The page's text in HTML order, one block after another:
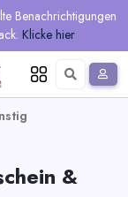
Benachrichtigungen
Klicke hier
&